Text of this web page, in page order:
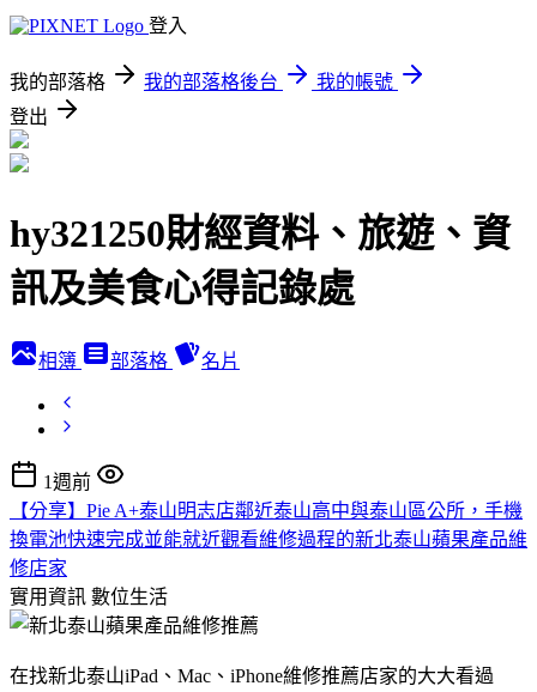
登入
我的部落格 我的部落格後台
我的帳號
登出
hy321250財經資料、旅遊、資
訊及美食心得記錄處
相簿 部落格 名片
1週前
【分享】Pie A+泰山明志店鄰近泰山高中與泰山區公所，手機
換電池快速完成並能就近觀看維修過程的新北泰山蘋果產品維
修店家
實用資訊 數位生活
在找新北泰山iPad、Mac、iPhone維修推薦店家的大大看過